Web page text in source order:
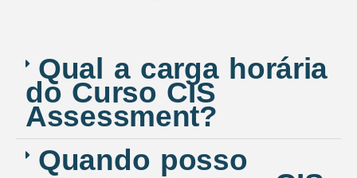
Qual a carga horária
do Curso CIS
Assessment?
Quando posso